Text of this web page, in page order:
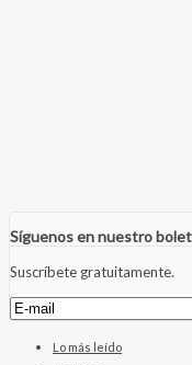
Síguenos en nuestro
Suscríbete gratuitamente.
Lo más leído